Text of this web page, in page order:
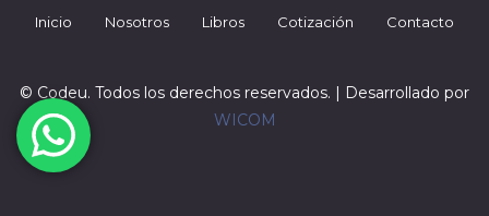
Inicio Nosotros Libros Cotización Contacto
© Codeu. Todos los derechos reservados. | Desarrollado por
WICOM